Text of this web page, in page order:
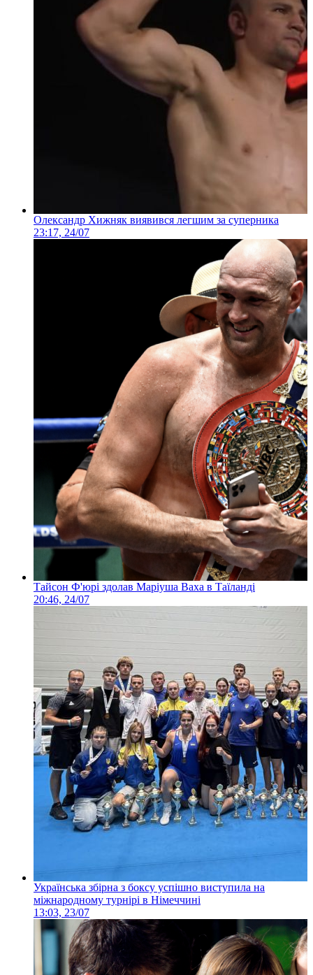
Олександр Хижняк виявився легшим за суперника
23:17, 24/07
Тайсон Ф'юрі здолав Маріуша Ваха в Таїланді
20:46, 24/07
Українська збірна з боксу успішно виступила на
міжнародному турнірі в Німеччині
13:03, 23/07